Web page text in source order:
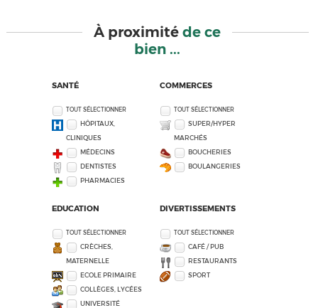
À proximitéde ce
bien ...
SANTÉ
TOUT SÉLECTIONNER
HÔPITAUX,
CLINIQUES
MÉDECINS
DENTISTES
PHARMACIES
COMMERCES
TOUT SÉLECTIONNER
SUPER/HYPER
MARCHÉS
BOUCHERIES
BOULANGERIES
EDUCATION
TOUT SÉLECTIONNER
CRÈCHES,
MATERNELLE
ECOLE PRIMAIRE
COLLÈGES, LYCÉES
UNIVERSITÉ
DIVERTISSEMENTS
TOUT SÉLECTIONNER
CAFÉ / PUB
RESTAURANTS
SPORT